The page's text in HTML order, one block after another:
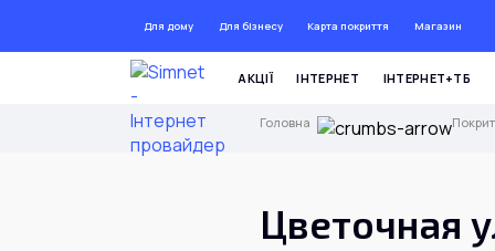
Для дому Для бізнесу Карта покриття Магазин
АКЦІЇ ІНТЕРНЕТ ІНТЕРНЕТ+ТБ
Головна
Цветочная